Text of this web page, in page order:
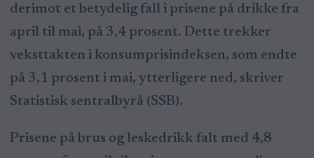
derimot et betydelig fall i prisene på drikke fra
april til mai, på 3,4 prosent. Dette trekker
veksttakten i konsumprisindeksen, som endte
på 3,1 prosent i mai, ytterligere ned, skriver
Statistisk sentralbyrå (SSB).
Prisene på brus og leskedrikk falt med 4,8